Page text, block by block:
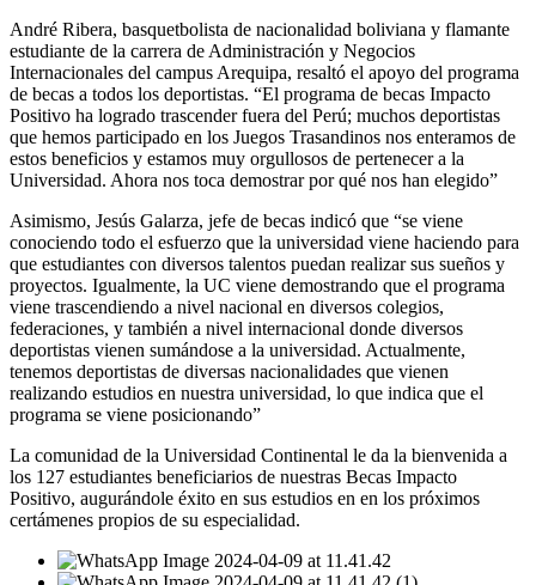
André Ribera, basquetbolista de nacionalidad boliviana y flamante
estudiante de la carrera de Administración y Negocios
Internacionales del campus Arequipa, resaltó el apoyo del programa
de becas a todos los deportistas. “El programa de becas Impacto
Positivo ha logrado trascender fuera del Perú; muchos deportistas
que hemos participado en los Juegos Trasandinos nos enteramos de
estos beneficios y estamos muy orgullosos de pertenecer a la
Universidad. Ahora nos toca demostrar por qué nos han elegido”
Asimismo, Jesús Galarza, jefe de becas indicó que “se viene
conociendo todo el esfuerzo que la universidad viene haciendo para
que estudiantes con diversos talentos puedan realizar sus sueños y
proyectos. Igualmente, la UC viene demostrando que el programa
viene trascendiendo a nivel nacional en diversos colegios,
federaciones, y también a nivel internacional donde diversos
deportistas vienen sumándose a la universidad. Actualmente,
tenemos deportistas de diversas nacionalidades que vienen
realizando estudios en nuestra universidad, lo que indica que el
programa se viene posicionando”
La comunidad de la Universidad Continental le da la bienvenida a
los 127 estudiantes beneficiarios de nuestras Becas Impacto
Positivo, augurándole éxito en sus estudios en en los próximos
certámenes propios de su especialidad.